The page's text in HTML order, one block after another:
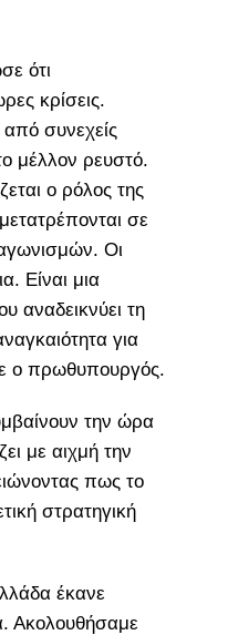
ότι
κρίσεις.
συνεχείς
μέλλον ρευστό.
ο ρόλος της
σε
Οι
Είναι μια
αναδεικνύει τη
για
ο πρωθυπουργός.
την ώρα
με αιχμή την
πως το
στρατηγική
έκανε
Ακολουθήσαμε